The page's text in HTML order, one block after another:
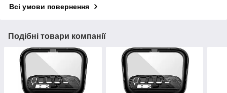
Всі умови повернення
Подібні товари компанії